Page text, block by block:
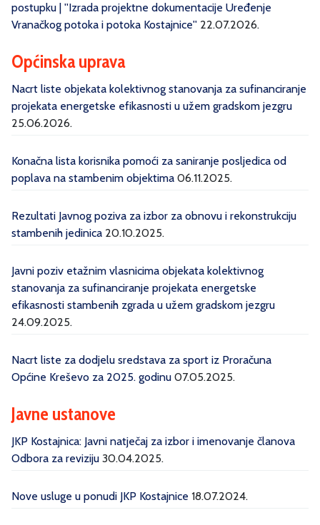
postupku | ''Izrada projektne dokumentacije Uređenje
Vranačkog potoka i potoka Kostajnice'' 22.07.2026.
Općinska uprava
Nacrt liste objekata kolektivnog stanovanja za sufinanciranje
projekata energetske efikasnosti u užem gradskom jezgru
25.06.2026.
Konačna lista korisnika pomoći za saniranje posljedica od
poplava na stambenim objektima 06.11.2025.
Rezultati Javnog poziva za izbor za obnovu i rekonstrukciju
stambenih jedinica 20.10.2025.
Javni poziv etažnim vlasnicima objekata kolektivnog
stanovanja za sufinanciranje projekata energetske
efikasnosti stambenih zgrada u užem gradskom jezgru
24.09.2025.
Nacrt liste za dodjelu sredstava za sport iz Proračuna
Općine Kreševo za 2025. godinu 07.05.2025.
Javne ustanove
JKP Kostajnica: Javni natječaj za izbor i imenovanje članova
Odbora za reviziju 30.04.2025.
Nove usluge u ponudi JKP Kostajnice 18.07.2024.